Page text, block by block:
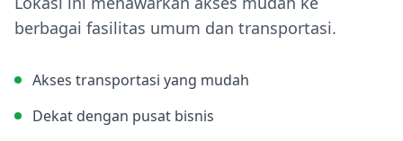
berbagai fasilitas umum dan transportasi.
Akses transportasi yang mudah
Dekat dengan pusat bisnis